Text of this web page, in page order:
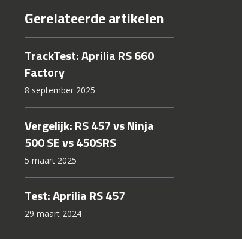
Gerelateerde artikelen
TrackTest: Aprilia RS 660
Factory
8 september 2025
Vergelijk: RS 457 vs Ninja
500 SE vs 450SRS
5 maart 2025
Test: Aprilia RS 457
29 maart 2024